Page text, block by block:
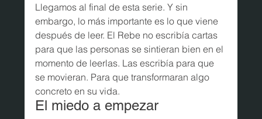
Llegamos al final de esta serie. Y sin
embargo, lo más importante es lo que viene
después de leer. El Rebe no escribía cartas
para que las personas se sintieran bien en el
momento de leerlas. Las escribía para que
se movieran. Para que transformaran algo
concreto en su vida.
El miedo a empezar